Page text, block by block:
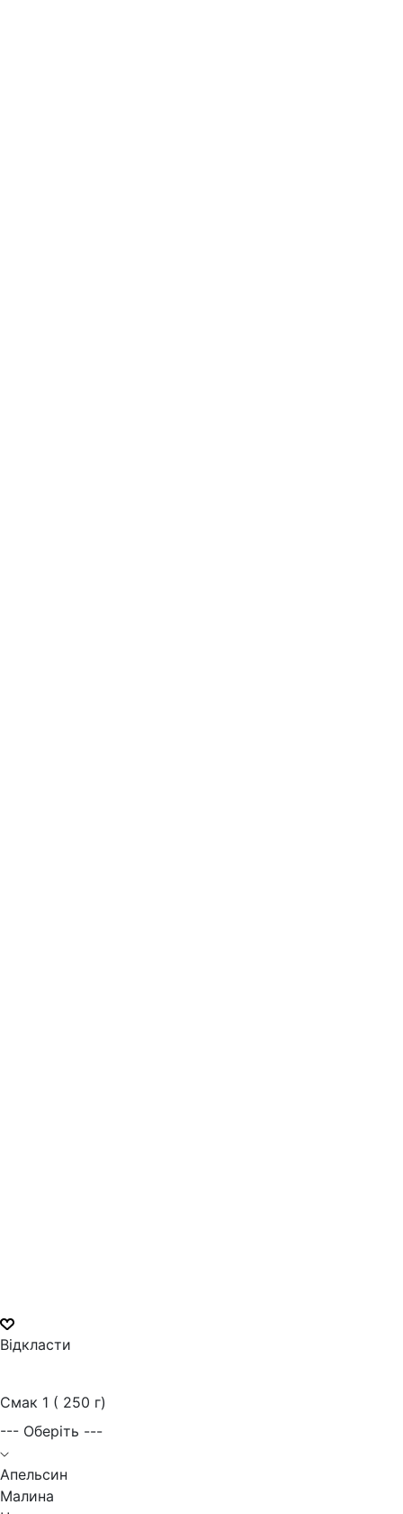
Відкласти
Смак 1 ( 250 г)
--- Оберіть ---
Апельсин
Малина